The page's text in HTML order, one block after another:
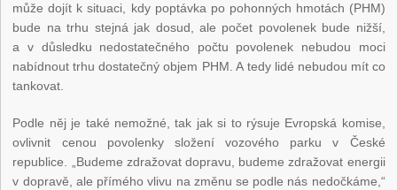
může dojít k situaci, kdy poptávka po pohonných hmotách (PHM)
bude na trhu stejná jak dosud, ale počet povolenek bude nižší,
a v důsledku nedostatečného počtu povolenek nebudou moci
nabídnout trhu dostatečný objem PHM. A tedy lidé nebudou mít co
tankovat.
Podle něj je také nemožné, tak jak si to rýsuje Evropská komise,
ovlivnit cenou povolenky složení vozového parku v České
republice. „Budeme zdražovat dopravu, budeme zdražovat energii
v dopravě, ale přímého vlivu na změnu se podle nás nedočkáme,“